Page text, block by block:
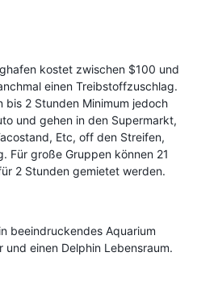
kostet zwischen $100 und
einen Treibstoffzuschlag.
bis 2 Stunden Minimum jedoch
und gehen in den Supermarkt,
Etc, off den Streifen,
Für große Gruppen können 21
2 Stunden gemietet werden.
beeindruckendes Aquarium
einen Delphin Lebensraum.